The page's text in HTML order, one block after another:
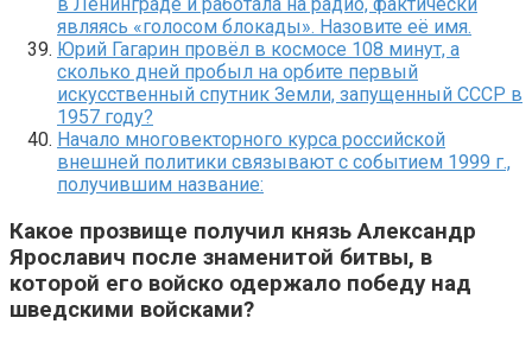
являясь «голосом блокады». Назовите её имя.
Юрий Гагарин провёл в космосе 108 минут, а
сколько дней пробыл на орбите первый
искусственный спутник Земли, запущенный СССР в
1957 году?
Начало многовекторного курса российской
внешней политики связывают с событием 1999 г.,
получившим название:
Какое прозвище получил князь Александр
Ярославич после знаменитой битвы, в
которой его войско одержало победу над
шведскими войсками?